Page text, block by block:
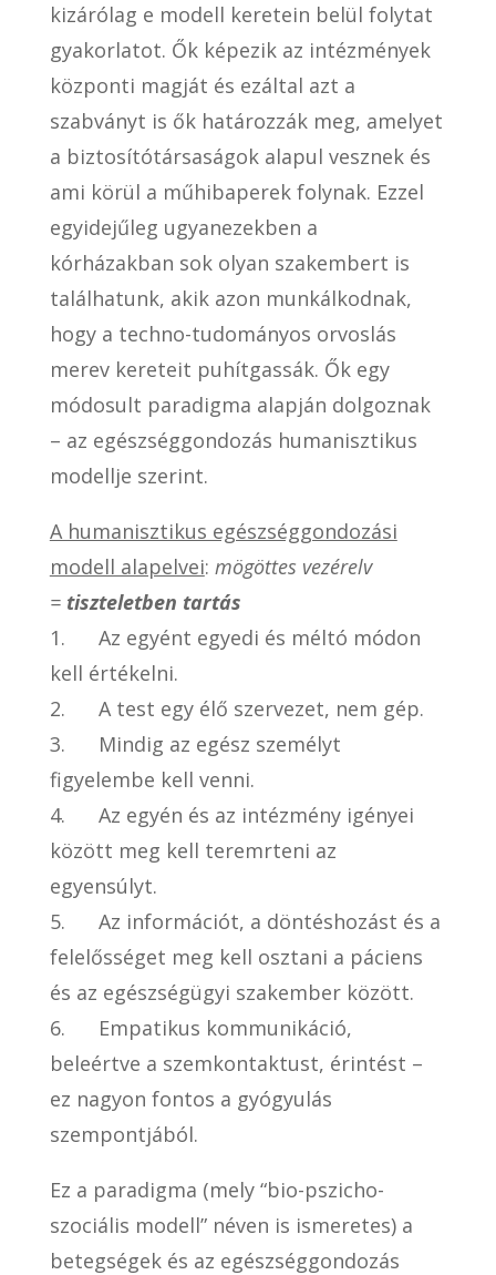
kizárólag e modell keretein belül folytat
gyakorlatot. Ők képezik az intézmények
központi magját és ezáltal azt a
szabványt is ők határozzák meg, amelyet
a biztosítótársaságok alapul vesznek és
ami körül a műhibaperek folynak. Ezzel
egyidejűleg ugyanezekben a
kórházakban sok olyan szakembert is
találhatunk, akik azon munkálkodnak,
hogy a techno-tudományos orvoslás
merev kereteit puhítgassák. Ők egy
módosult paradigma alapján dolgoznak
– az egészséggondozás humanisztikus
modellje szerint.
A humanisztikus egészséggondozási
modell alapelvei: mögöttes vezérelv
= tiszteletben tartás
1. Az egyént egyedi és méltó módon
kell értékelni.
2. A test egy élő szervezet, nem gép.
3. Mindig az egész személyt
figyelembe kell venni.
4. Az egyén és az intézmény igényei
között meg kell teremrteni az
egyensúlyt.
5. Az információt, a döntéshozást és a
felelősséget meg kell osztani a páciens
és az egészségügyi szakember között.
6. Empatikus kommunikáció,
beleértve a szemkontaktust, érintést –
ez nagyon fontos a gyógyulás
szempontjából.
Ez a paradigma (mely “bio-pszicho-
szociális modell” néven is ismeretes) a
betegségek és az egészséggondozás